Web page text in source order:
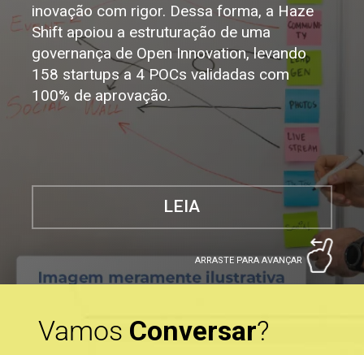
inovação com rigor. Dessa forma, a Haze
Shift apoiou a estruturação de uma
governança de Open Innovation, levando
158 startups a 4 POCs validadas com
100% de aprovação.
LEIA
ARRASTE PARA AVANÇAR
Vamos Conversar?